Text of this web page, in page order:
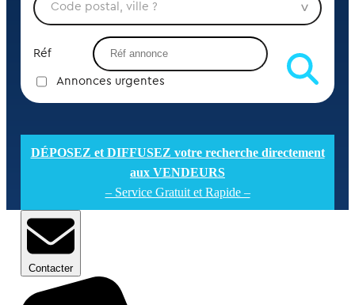
Réf
Annonces urgentes
DÉPOSEZ et DIFFUSEZ votre recherche directement
aux VENDEURS
– Service Gratuit et Rapide –
Contacter